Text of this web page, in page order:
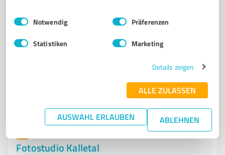
Impressum Datenschutzbestimmungen
Einwilligungsauswahl
Notwendig Präferenzen
Statistiken Marketing
Details zeigen
ALLE ZULASSEN
AUSWAHL ERLAUBEN ABLEHNEN
Am Thy 9, 33034 Brakel
Tel. 05272 6330
info@fotostudio-brakel.de
fotostudio-brakel.de/
Fotostudio Kalletal